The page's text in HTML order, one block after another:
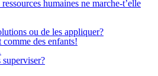
humaines ne marche-t’elle
ou de les appliquer?
des enfants!
superviser?